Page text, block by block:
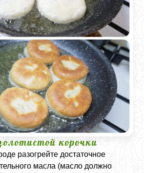
корочки
разогрейте достаточное
масла (масло должно